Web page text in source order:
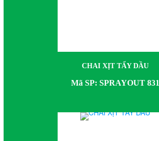
CHAI XỊT TẨY DẦU
Mã SP: SPRAYOUT 831